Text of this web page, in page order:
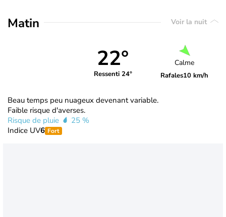
Matin Voir la nuit
22°
Ressenti 24°
Calme
Rafales10 km/h
Beau temps peu nuageux devenant variable.
Faible risque d'averses.
Risque de pluie
25 %
Indice UV6 Fort